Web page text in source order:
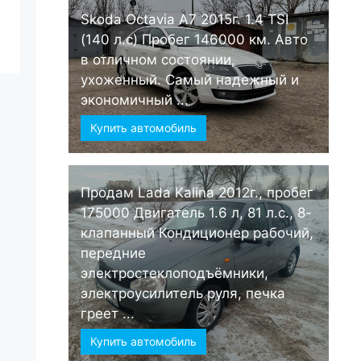
Skoda Octavia А7 2015г. 1.4 TSI
(140 л.с) Пробег 146000 км. Авто
в отличном состоянии,
ухоженный. Самый надежный и
экономичный ...
Купить автомобиль
Продам Lada Kalina 2012г., пробег
175000 Двигатель 1.6 л, 81 л.с., 8-
клапанный Кондиционер рабочий,
передние
электростеклоподъёмники,
электроусилитель руля, печка
греет ...
Купить автомобиль